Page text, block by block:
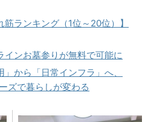
筋ランキング（1位～20位）】
インお墓参りが無料で可能に
から「日常インフラ」へ、
ズで暮らしが変わる